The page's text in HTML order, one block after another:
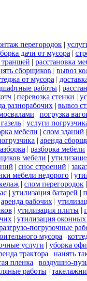
перегородок |
дачи от мусора |
траншей | расстановка
сборщиков | вывоз
от мусора |
работы |
| перевозка стенки |
разнорабочих | вывоз
| погрузка
| услуги
мебели | слом зданий
| аренда
| разборка мебели
мебели |
| снос строений |
мебели недорого |
| слом перегородок
| утилизация батарей |
аренда рабочих |
| утилизация плиты |
| утилизация
погрузочные
мусора |
услуги | уборка
трактора | нанять
пленка | воздушно-
работы |